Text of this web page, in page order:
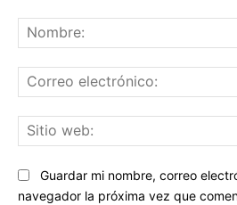
Guardar mi nombre, correo
navegador la próxima vez que